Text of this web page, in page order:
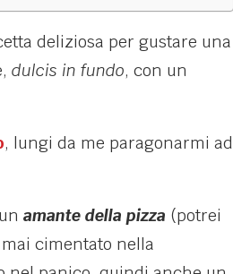
deliziosa per gustare una
dulcis in fundo, con un
, lungi da me paragonarmi ad
amante della pizza (potrei
cimentato nella